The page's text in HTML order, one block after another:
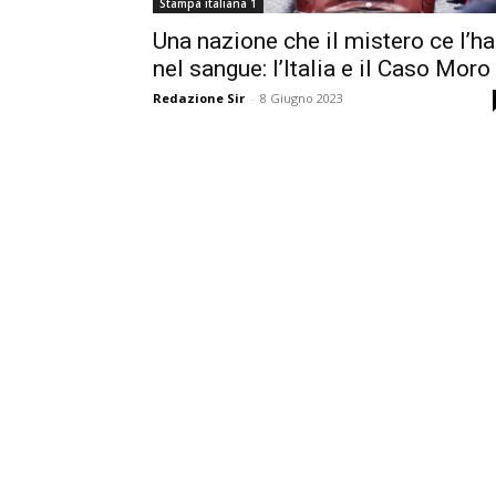
Stampa italiana 1
Una nazione che il mistero ce l’ha
nel sangue: l’Italia e il Caso Moro
Redazione Sir - 8 Giugno 2023